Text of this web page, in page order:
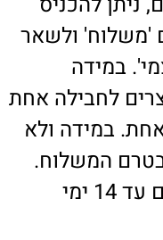
'משלוח' ולשאר
במידה
לחבילה אחת
במידה ולא
המשלוח.
טיפול בהזמנות ברוב המקרים עד 14 ימי